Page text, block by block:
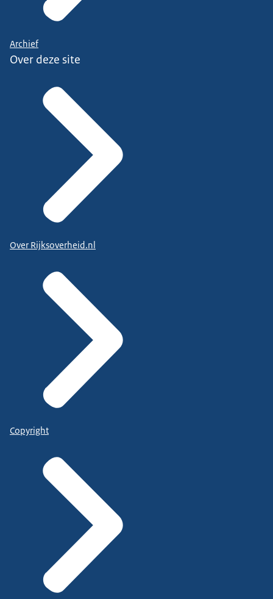
Archief
Over deze site
Over Rijksoverheid.nl
Copyright